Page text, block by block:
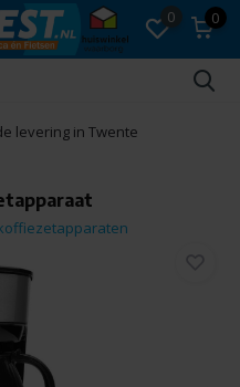
0 0
levering in Twente